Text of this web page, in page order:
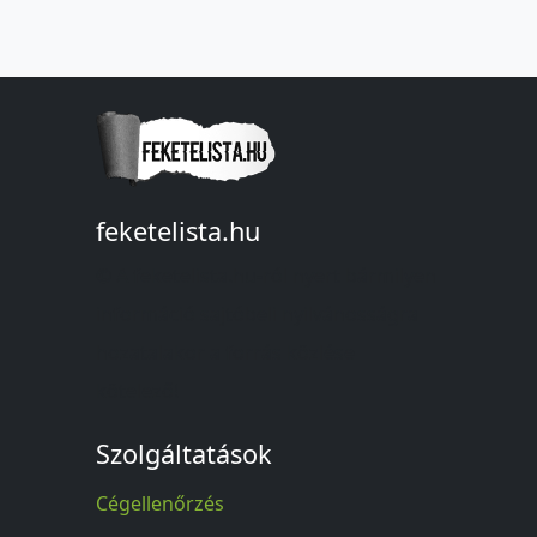
feketelista.hu
Szolgáltatások
Cégellenőrzés